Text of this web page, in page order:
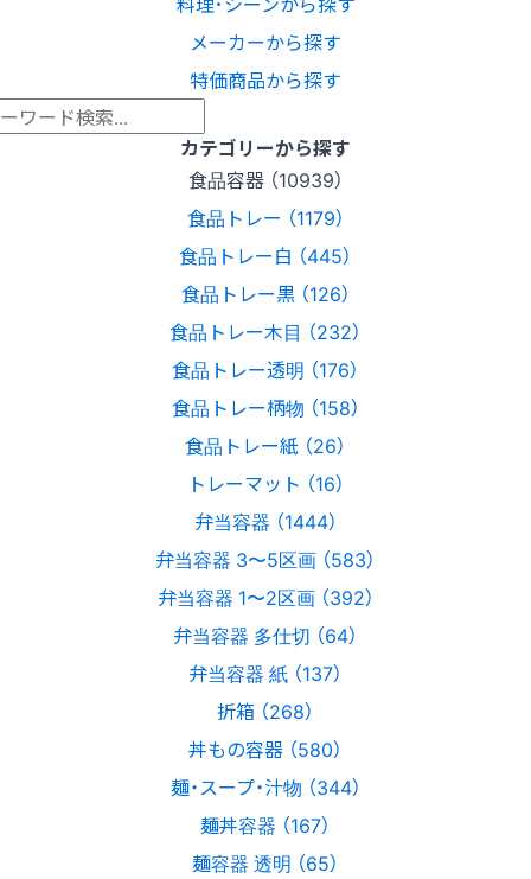
メーカーから探す
特価商品から探す
カテゴリーから探す
食品容器 （10939）
食品トレー （1179）
食品トレー白 （445）
食品トレー黒 （126）
食品トレー木目 （232）
食品トレー透明 （176）
食品トレー柄物 （158）
食品トレー紙 （26）
トレーマット （16）
弁当容器 （1444）
弁当容器 3〜5区画 （583）
弁当容器 1〜2区画 （392）
弁当容器 多仕切 （64）
弁当容器 紙 （137）
折箱 （268）
丼もの容器 （580）
麺・スープ・汁物 （344）
麺丼容器 （167）
麺容器 透明 （65）